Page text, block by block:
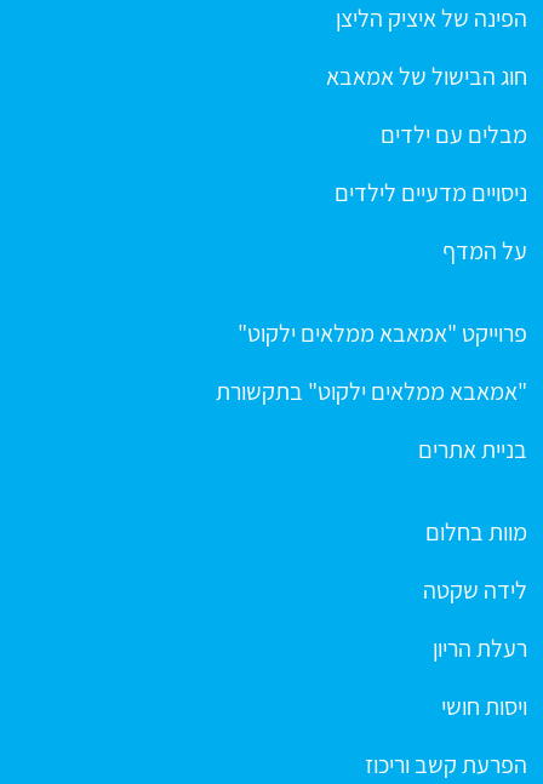
הפינה של איציק הליצן
חוג הבישול של אמאבא
מבלים עם ילדים
ניסויים מדעיים לילדים
על המדף
פרוייקט "אמאבא ממלאים ילקוט"
"אמאבא ממלאים ילקוט" בתקשורת
בניית אתרים
מוות בחלום
לידה שקטה
רעלת הריון
ויסות חושי
הפרעת קשב וריכוז